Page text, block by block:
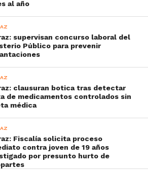
al año
supervisan concurso laboral del
Público para prevenir
clausuran botica tras detectar
de medicamentos controlados sin
médica
Fiscalía solicita proceso
contra joven de 19 años
por presunto hurto de